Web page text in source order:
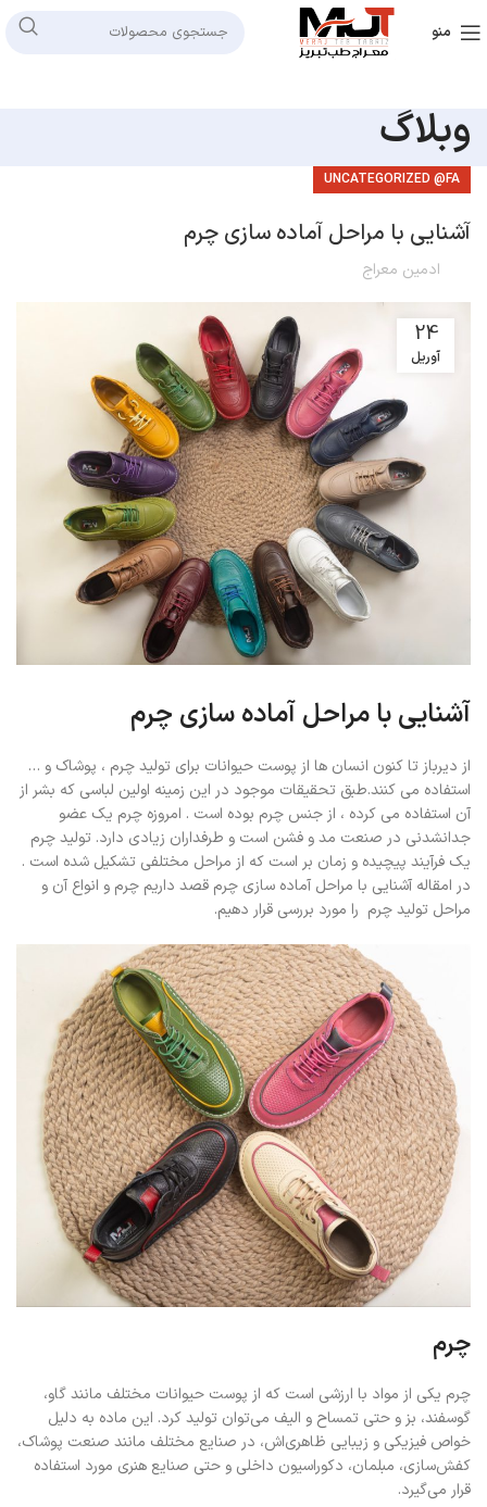
منو
وبلاگ
UNCATEGORIZED @FA
آشنایی با مراحل آماده سازی چرم
ادمین معراج
24
آوریل
آشنایی با مراحل آماده سازی چرم
از دیرباز تا کنون انسان ها از پوست حیوانات برای تولید چرم ، پوشاک و …
استفاده می کنند.طبق تحقیقات موجود در این زمینه اولین لباسی که بشر از
آن استفاده می کرده ، از جنس چرم بوده است . امروزه چرم یک عضو
جدانشدنی در صنعت مد و فشن است و طرفداران زیادی دارد. تولید چرم
یک فرآیند پیچیده و زمان بر است که از مراحل مختلفی تشکیل شده است .
در امقاله آشنایی با مراحل آماده سازی چرم قصد داریم چرم و انواع آن و
مراحل تولید چرم را مورد بررسی قرار دهیم.
چرم
چرم یکی از مواد با ارزشی است که از پوست حیوانات مختلف مانند گاو،
گوسفند، بز و حتی تمساح و الیف می‌توان تولید کرد. این ماده به دلیل
خواص فیزیکی و زیبایی ظاهری‌اش، در صنایع مختلف مانند صنعت پوشاک،
کفش‌سازی، مبلمان، دکوراسیون داخلی و حتی صنایع هنری مورد استفاده
قرار می‌گیرد.